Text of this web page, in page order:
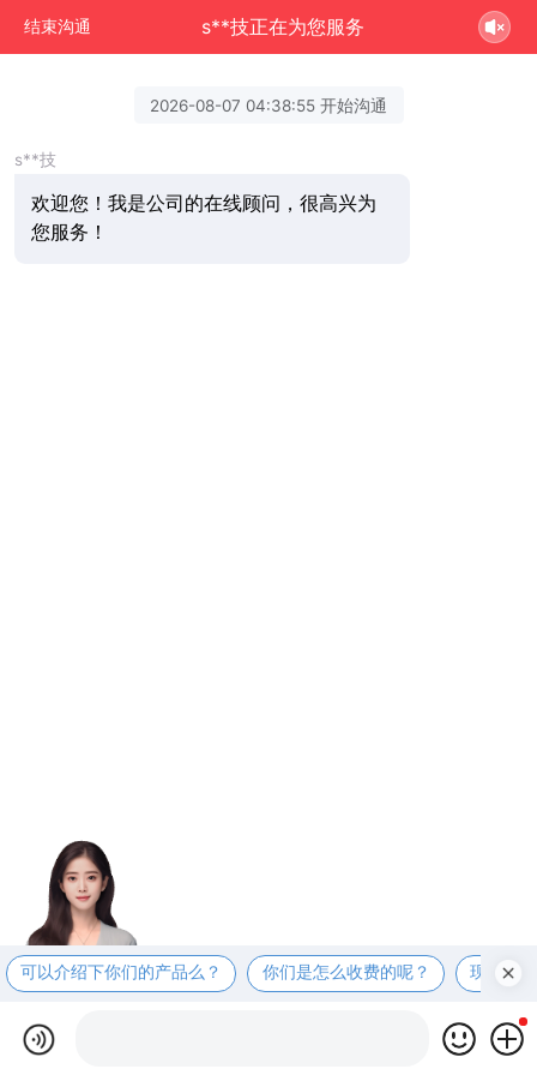
结束沟通 s**技正在为您服务
2026-08-07 04:38:55 开始沟通
s**技
欢迎您！我是公司的在线顾问，很高兴为
您服务！
可以介绍下你们的产品么？ 你们是怎么收费的呢？ 现在有